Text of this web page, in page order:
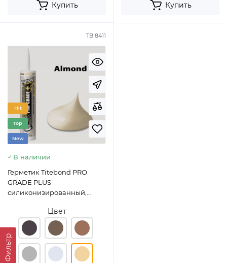
Фильтр
Купить Купить
ТВ 8411
Hit
Top
New
В наличии
Герметик Titebond PRO
GRADE PLUS
силиконизированный,
Цвет